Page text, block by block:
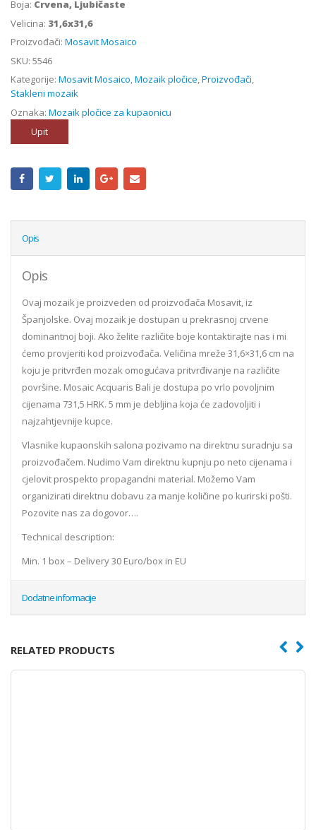
Boja: Crvena, Ljubičaste
Velicina: 31,6x31,6
Proizvođači: Mosavit Mosaico
SKU: 5546
Kategorije: Mosavit Mosaico,Mozaik pločice,Proizvođači,
Stakleni mozaik
Oznaka: Mozaik pločice za kupaonicu
Upit
Opis
Opis
Ovaj mozaik je proizveden od proizvođača Mosavit, iz
Španjolske. Ovaj mozaik je dostupan u prekrasnoj crvene
dominantnoj boji. Ako želite različite boje kontaktirajte nas i mi
ćemo provjeriti kod proizvođača. Veličina mreže 31,6×31,6 cm na
koju je pritvrđen mozak omogućava pritvrđivanje na različite
površine. Mosaic Acquaris Bali je dostupa po vrlo povoljnim
cijenama 731,5 HRK. 5 mm je debljina koja će zadovoljiti i
najzahtjevnije kupce.
Vlasnike kupaonskih salona pozivamo na direktnu suradnju sa
proizvođačem. Nudimo Vam direktnu kupnju po neto cijenama i
cjelovit prospekto propagandni material. Možemo Vam
organizirati direktnu dobavu za manje količine po kurirski pošti.
Pozovite nas za dogovor….
Technical description:
Min. 1 box – Delivery 30 Euro/box in EU
Dodatne informacije
RELATED PRODUCTS